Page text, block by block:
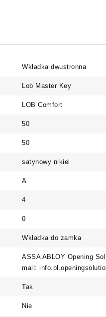
Wkładka dwustronna
Lob Master Key
LOB Comfort
50
50
satynowy nikiel
A
4
0
Wkładka do zamka
ASSA ABLOY Opening
mail:
Tak
Nie